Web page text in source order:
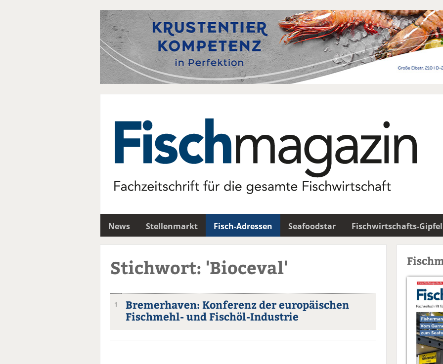
News Stellenmarkt Fisch-Adressen Seafoodstar Fischwirtschafts-Gipfel
Stichwort: 'Bioceval'
1
Bremerhaven: Konferenz der europäischen
Fischmehl- und Fischöl-Industrie